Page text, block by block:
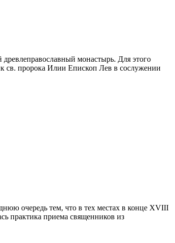
монастырь. Для этого
св. пророка Илии Епископ Лев в сослужении
очередь тем, что в тех местах в конце XVIII
практика приема священников из